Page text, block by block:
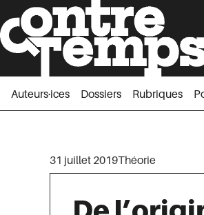
Auteurs·ices
Auteurs·ices Dossiers Rubriques
31 juillet 2019Théorie